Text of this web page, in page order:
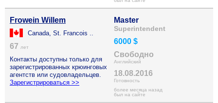
Frowein Willem
Canada, St. Francois ..
67 лет
Контакты доступны только для
зарегистрированных крюинговых
агентств или судовладельцев.
Зарегистрироваться >>
Master
Superintendent
6000 $
Свободно
Английский
18.08.2016
Готовность
более месяца назад
был на сайте